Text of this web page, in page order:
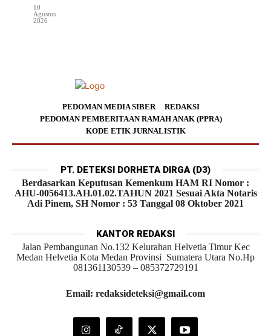
10
Agustus
2026
PEDOMAN MEDIA SIBER
REDAKSI
PEDOMAN PEMBERITAAN RAMAH ANAK (PPRA)
KODE ETIK JURNALISTIK
PT. DETEKSI DORHETA DIRGA (D3)
Berdasarkan Keputusan Kemenkum HAM RI Nomor :
AHU-0056413.AH.01.02.TAHUN 2021 Sesuai Akta Notaris
Adi Pinem, SH Nomor : 53 Tanggal 08 Oktober 2021
KANTOR REDAKSI
Jalan Pembangunan No.132 Kelurahan Helvetia Timur Kec
Medan Helvetia Kota Medan Provinsi Sumatera Utara No.Hp
081361130539 – 085372729191
Email: redaksideteksi@gmail.com